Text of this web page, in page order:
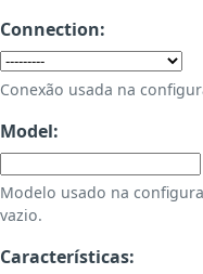
Connection:
Conexão usada na
Model:
Modelo usado na
vazio.
Características: